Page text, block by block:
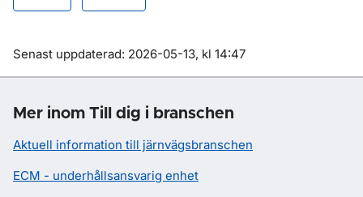
Om sidan
Senast uppdaterad: 2026-05-13, kl 14:47
Mer inom Till dig i branschen
Aktuell information till järnvägsbranschen
ECM - underhållsansvarig enhet